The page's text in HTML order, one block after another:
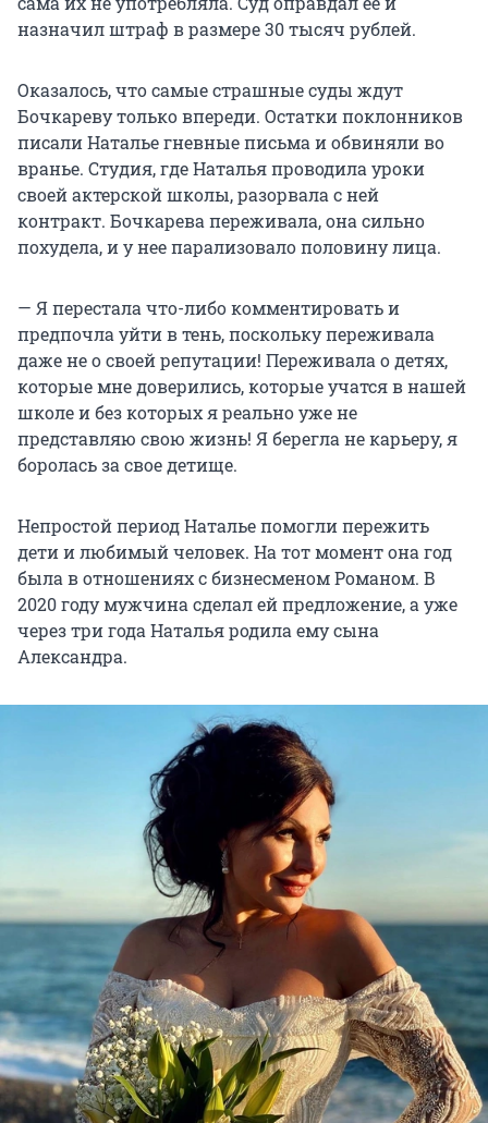
назначил штраф в размере 30 тысяч рублей.
Оказалось, что самые страшные суды ждут
Бочкареву только впереди. Остатки поклонников
писали Наталье гневные письма и обвиняли во
вранье. Студия, где Наталья проводила уроки
своей актерской школы, разорвала с ней
контракт. Бочкарева переживала, она сильно
похудела, и у нее парализовало половину лица.
— Я перестала что-либо комментировать и
предпочла уйти в тень, поскольку переживала
даже не о своей репутации! Переживала о детях,
которые мне доверились, которые учатся в нашей
школе и без которых я реально уже не
представляю свою жизнь! Я берегла не карьеру, я
боролась за свое детище.
Непростой период Наталье помогли пережить
дети и любимый человек. На тот момент она год
была в отношениях с бизнесменом Романом. В
2020 году мужчина сделал ей предложение, а уже
через три года Наталья родила ему сына
Александра.